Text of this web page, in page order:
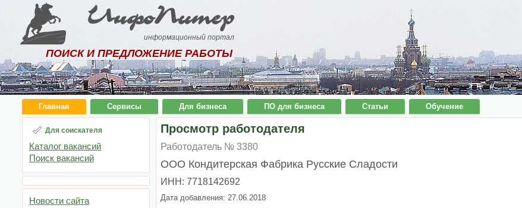
ИнфоПитер
информационный портал
ПОИСК И ПРЕДЛОЖЕНИЕ РАБОТЫ
Главная Сервисы Для бизнеса ПО для бизнеса Статьи Обучение
Для соискателя
Каталог вакансий
Поиск вакансий
Новости сайта
Просмотр работодателя
Работодатель № 3380
ООО Кондитерская Фабрика Русские Сладости
ИНН: 7718142692
Дата добавления: 27.06.2018